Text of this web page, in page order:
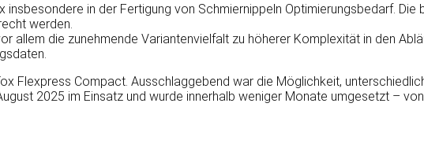
in der Fertigung von Schmiernippeln Optimierungsbedarf. Die
werden.
allem die zunehmende Variantenvielfalt zu höherer Komplexität in den
Flexpress Compact. Ausschlaggebend war die Möglichkeit,
2025 im Einsatz und wurde innerhalb weniger Monate umgesetzt –